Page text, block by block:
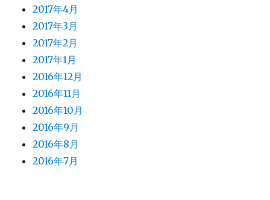
2017年4月
2017年3月
2017年2月
2017年1月
2016年12月
2016年11月
2016年10月
2016年9月
2016年8月
2016年7月